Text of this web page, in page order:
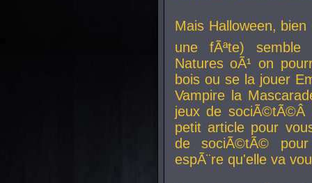
Mais Halloween, bien
une fÃªte) semble
Natures oÃ¹ on
bois ou se la jouer
Vampire la
jeux de
petit article pour
de sociÃ©tÃ©
espÃ¨re qu'elle va